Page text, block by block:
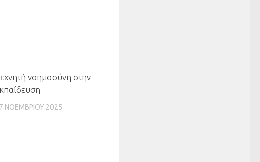
νοημοσύνη στην
ΝΟΕΜΒΡΊΟΥ 2025